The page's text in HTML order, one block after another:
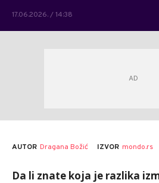
17.06.2026. / 14:38
AUTOR Dragana Božić IZVOR mondo.rs
Da li znate koja je razlika